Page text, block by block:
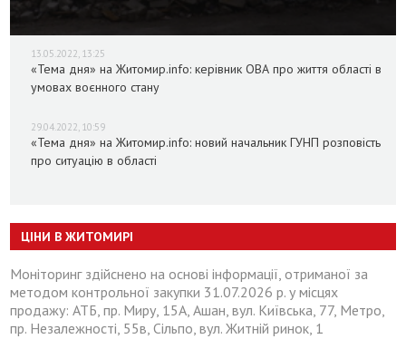
13.05.2022, 13:25
«Тема дня» на Житомир.info: керівник ОВА про життя області в
умовах воєнного стану
29.04.2022, 10:59
«Тема дня» на Житомир.info: новий начальник ГУНП розповість
про ситуацію в області
ЦІНИ В ЖИТОМИРІ
Моніторинг здійснено на основі інформації, отриманої за
методом контрольної закупки 31.07.2026 р. у місцях
продажу: АТБ, пр. Миру, 15А, Ашан, вул. Київська, 77, Метро,
пр. Незалежності, 55в, Сільпо, вул. Житній ринок, 1